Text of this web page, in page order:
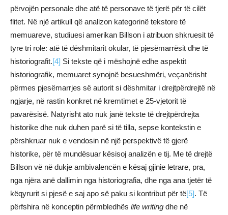
përvojën personale dhe atë të personave të tjerë për të cilët
flitet. Në një artikull që analizon kategorinë tekstore të
memuareve, studiuesi amerikan Billson i atribuon shkruesit të
tyre tri role: atë të dëshmitarit okular, të pjesëmarrësit dhe të
historiografit.[4] Si tekste që i mëshojnë edhe aspektit
historiografik, memuaret synojnë besueshmëri, veçanërisht
përmes pjesëmarrjes së autorit si dëshmitar i drejtpërdrejtë në
ngjarje, në rastin konkret në kremtimet e 25-vjetorit të
pavarësisë. Natyrisht ato nuk janë tekste të drejtpërdrejta
historike dhe nuk duhen parë si të tilla, sepse kontekstin e
përshkruar nuk e vendosin në një perspektivë të gjerë
historike, për të mundësuar kësisoj analizën e tij. Me të drejtë
Billson vë në dukje ambivalencën e kësaj gjinie letrare, pra,
nga njëra anë dallimin nga historiografia, dhe nga ana tjetër të
këqyrurit si pjesë e saj apo së paku si kontribut për të[5]. Të
përfshira në konceptin përmbledhës life writing dhe në